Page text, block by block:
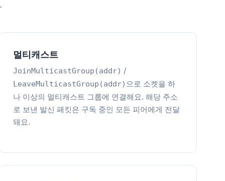
멀티캐스트
JoinMulticastGroup(addr) /
LeaveMulticastGroup(addr) 으로 소켓을 하
나 이상의 멀티캐스트 그룹에 연결해요. 해당 주소
로 보낸 발신 패킷은 구독 중인 모든 피어에게 전달
돼요.